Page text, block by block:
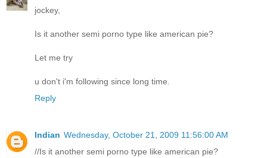
jockey,
Is it another semi porno type like american pie?
Let me try
u don't i'm following since long time.
Reply
Indian Wednesday, October 21, 2009 11:56:00 AM
//Is it another semi porno type like american pie?